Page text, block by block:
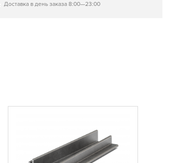
Доставка в день заказа 8:00—23:00